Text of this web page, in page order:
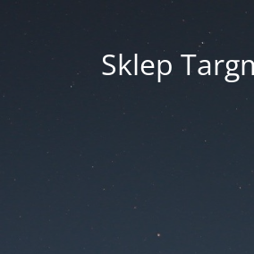
Sklep